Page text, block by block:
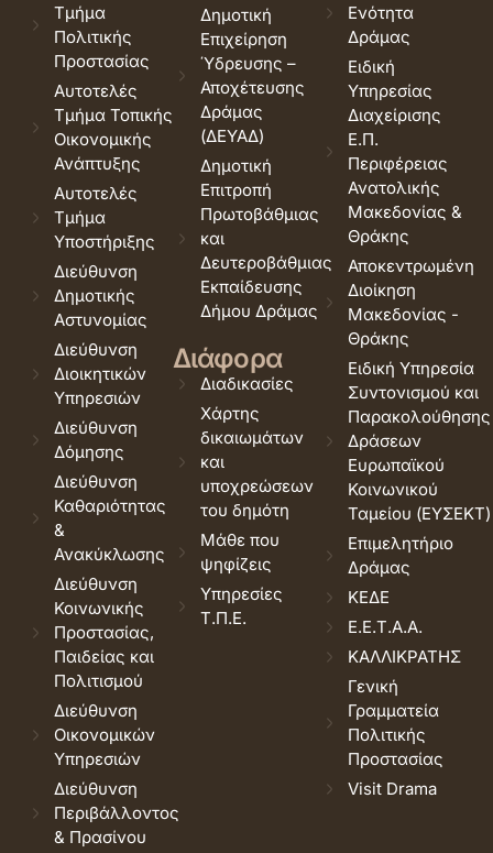
Τμήμα
Πολιτικής
Προστασίας
Αυτοτελές
Τμήμα Τοπικής
Οικονομικής
Ανάπτυξης
Αυτοτελές
Τμήμα
Υποστήριξης
Διεύθυνση
Δημοτικής
Αστυνομίας
Διεύθυνση
Διοικητικών
Υπηρεσιών
Διεύθυνση
Δόμησης
Διεύθυνση
Καθαριότητας
&
Ανακύκλωσης
Διεύθυνση
Κοινωνικής
Προστασίας,
Παιδείας και
Πολιτισμού
Διεύθυνση
Οικονομικών
Υπηρεσιών
Διεύθυνση
Περιβάλλοντος
& Πρασίνου
Δημοτική
Επιχείρηση
Ύδρευσης –
Αποχέτευσης
Δράμας
(ΔΕΥΑΔ)
Δημοτική
Επιτροπή
Πρωτοβάθμιας
και
Δευτεροβάθμιας
Εκπαίδευσης
Δήμου Δράμας
Διάφορα
Διαδικασίες
Χάρτης
δικαιωμάτων
και
υποχρεώσεων
του δημότη
Μάθε που
ψηφίζεις
Υπηρεσίες
Τ.Π.Ε.
Ενότητα
Δράμας
Ειδική
Υπηρεσίας
Διαχείρισης
Ε.Π.
Περιφέρειας
Ανατολικής
Μακεδονίας &
Θράκης
Αποκεντρωμένη
Διοίκηση
Μακεδονίας -
Θράκης
Ειδική Υπηρεσία
Συντονισμού και
Παρακολούθησης
Δράσεων
Ευρωπαϊκού
Κοινωνικού
Ταμείου (ΕΥΣΕΚΤ)
Επιμελητήριο
Δράμας
ΚΕΔΕ
Ε.Ε.Τ.Α.Α.
ΚΑΛΛΙΚΡΑΤΗΣ
Γενική
Γραμματεία
Πολιτικής
Προστασίας
Visit Drama